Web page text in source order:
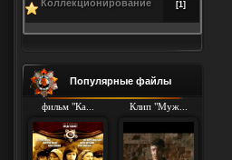
Коллекционирование [1]
Популярные файлы
фильм "Ка... Клип "Муж...